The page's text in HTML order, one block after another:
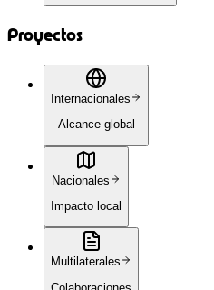
Recibe las últimas noticias
Suscribirme No, gracias
Compromiso con la